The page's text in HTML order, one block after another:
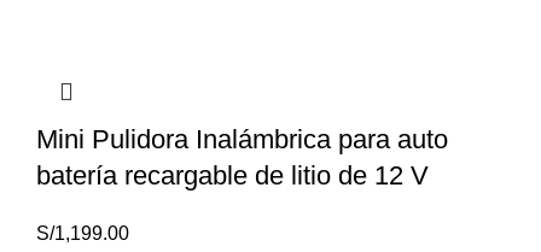
Mini Pulidora Inalámbrica para auto
batería recargable de litio de 12 V
S/1,199.00